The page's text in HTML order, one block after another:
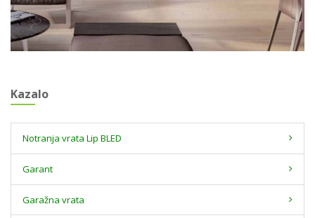
Kazalo
Notranja vrata Lip BLED
Garant
Garažna vrata